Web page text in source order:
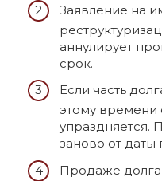
Заявление на
аннулирует
срок.
Если часть
этому времени
упраздняется.
заново от даты
Продаже долга